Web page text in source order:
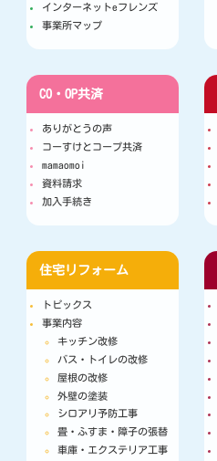
インターネットeフレンズ
事業所マップ
CO・OP共済
ありがとうの声
コーすけとコープ共済
mamaomoi
資料請求
加入手続き
住宅リフォーム
トピックス
事業内容
キッチン改修
バス・トイレの改修
屋根の改修
外壁の塗装
シロアリ予防工事
畳・ふすま・障子の張替
車庫・エクステリア工事